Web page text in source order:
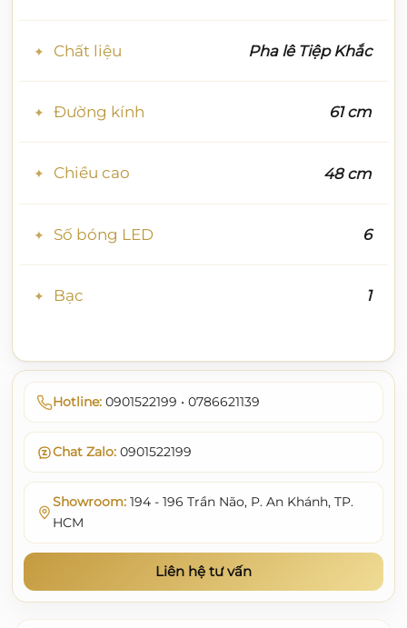
Chất liệu Pha lê Tiệp Khắc
Đường kính 61 cm
Chiều cao 48 cm
Số bóng LED 6
Bạc 1
Hotline: 0901522199 • 0786621139
Chat Zalo: 0901522199
Showroom: 194 - 196 Trần Não, P. An Khánh, TP.
HCM
Liên hệ tư vấn